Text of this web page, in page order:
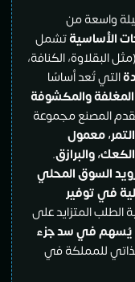
واسعة من
الأساسيةتشمل
البقلاوة، الكنافة،
التي تُعد أساسًا
والمكشوفة
المصنع مجموعة
معمول
والبرازق.
السوق المحلي
في توفير
الطلب المتزايد على
يُسهم في سد جزء
للمملكة في